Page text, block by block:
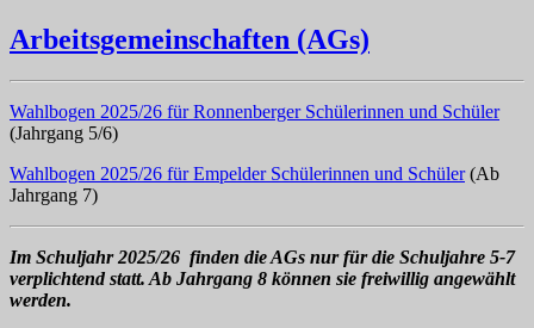
Arbeitsgemeinschaften (AGs)
Wahlbogen 2025/26 für Ronnenberger Schülerinnen und Schüler
(Jahrgang 5/6)
Wahlbogen 2025/26 für Empelder Schülerinnen und Schüler(Ab
Jahrgang 7)
Im Schuljahr 2025/26 finden die AGs nur für die Schuljahre 5-7
verplichtend statt. Ab Jahrgang 8 können sie freiwillig angewählt
werden.